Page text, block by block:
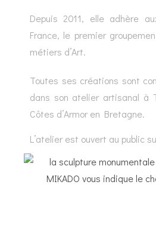
Depuis 2011, elle adhère
France, le premier
métiers d’Art.
Toutes ses créations sont
dans son atelier artisanal à
Côtes d’Armor en Bretagne.
L’atelier est ouvert au public